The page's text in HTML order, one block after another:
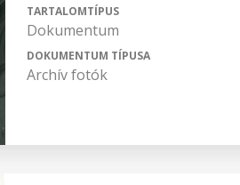
TARTALOMTÍPUS
Dokumentum
DOKUMENTUM TÍPUSA
Archív fotók